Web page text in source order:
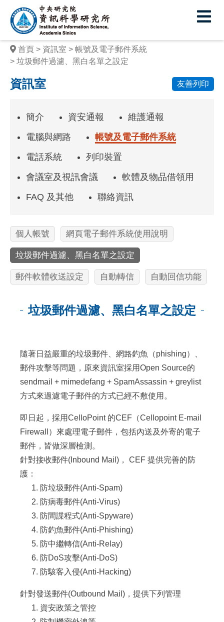
中
央
研
究
院
訊
科
學
首頁 資訊室
帳號及電子郵件系統
垃圾郵件過濾、黑白名單之設定
資訊室 友善列印
簡介 資安通報
維護通報
電腦與網路
帳號及電子郵件系統
電話系統
列印裝置
會議室及視訊會議
軟體及物品借領用
FAQ 及其他
聯絡資訊
個人帳號 網頁電子郵件系統使用說明
垃圾郵件過濾、黑白名單之設定
郵件軟體收送設定 自動轉信 自動回信功能
垃圾郵件過濾、黑白名單之設定
隨著日益嚴重的垃圾郵件、網路釣魚（phishing）、
郵件攻擊等問題，原來資訊室採用Open Source的
sendmail + mimedefang + SpamAssassin + greylist
方式來過濾電子郵件的方式已經不敷使用。
即日起，採用CelloPoint 的CEF（Cellopoint E-mail
Firewall）來處理電子郵件，包括內送及外寄的電子
郵件，皆做深層檢測。
針對接收郵件(Inbound Mail)， CEF 提供完善的防
護：
防垃圾郵件(Anti-Spam)
防病毒郵件(Anti-Virus)
防間諜程式(Anti-Spyware)
防釣魚郵件(Anti-Phishing)
防中繼轉信(Anti-Relay)
防DoS攻擊(Anti-DoS)
防駭客入侵(Anti-Hacking)
針對發送郵件(Outbound Mail)，提供下列管理
資安政策之管控